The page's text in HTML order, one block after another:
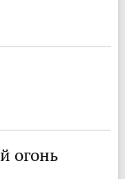
огонь